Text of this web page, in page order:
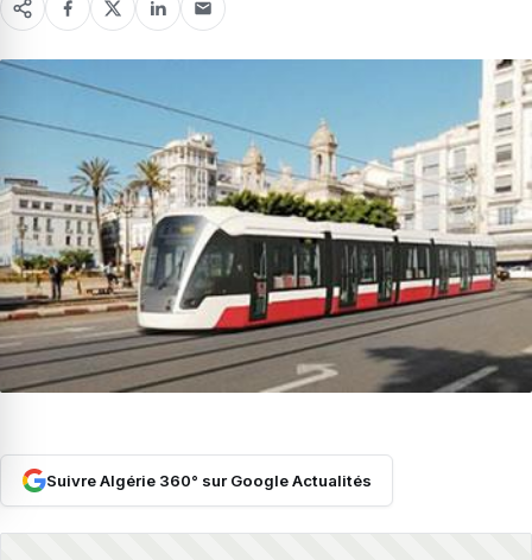
Suivre Algérie 360° sur Google Actualités